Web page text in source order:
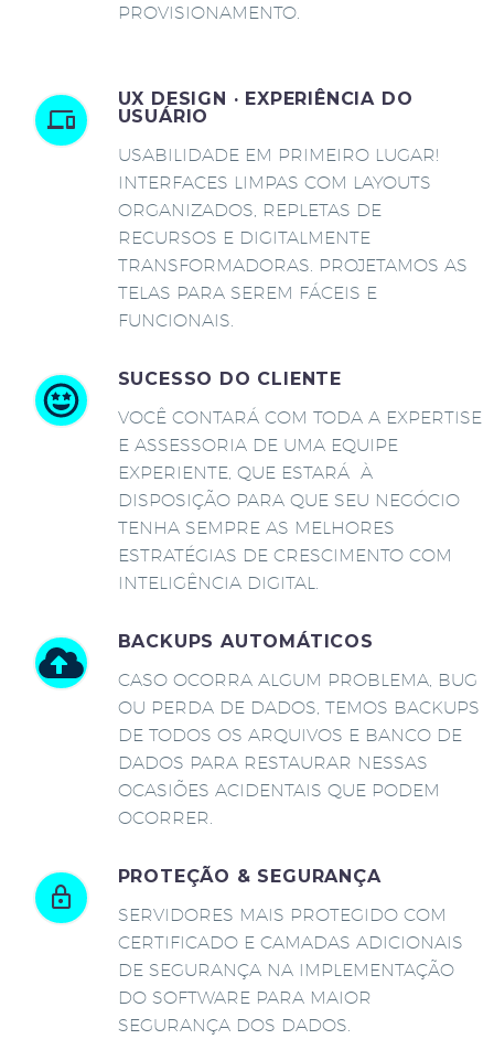
PROVISIONAMENTO.
UX DESIGN · EXPERIÊNCIA DO
USUÁRIO
USABILIDADE EM PRIMEIRO LUGAR!
INTERFACES LIMPAS COM LAYOUTS
ORGANIZADOS, REPLETAS DE
RECURSOS E DIGITALMENTE
TRANSFORMADORAS. PROJETAMOS AS
TELAS PARA SEREM FÁCEIS E
FUNCIONAIS.
SUCESSO DO CLIENTE
VOCÊ CONTARÁ COM TODA A EXPERTISE
E ASSESSORIA DE UMA EQUIPE
EXPERIENTE, QUE ESTARÁ À
DISPOSIÇÃO PARA QUE SEU NEGÓCIO
TENHA SEMPRE AS MELHORES
ESTRATÉGIAS DE CRESCIMENTO COM
INTELIGÊNCIA DIGITAL.
BACKUPS AUTOMÁTICOS
CASO OCORRA ALGUM PROBLEMA, BUG
OU PERDA DE DADOS, TEMOS BACKUPS
DE TODOS OS ARQUIVOS E BANCO DE
DADOS PARA RESTAURAR NESSAS
OCASIÕES ACIDENTAIS QUE PODEM
OCORRER.
PROTEÇÃO & SEGURANÇA
SERVIDORES MAIS PROTEGIDO COM
CERTIFICADO E CAMADAS ADICIONAIS
DE SEGURANÇA NA IMPLEMENTAÇÃO
DO SOFTWARE PARA MAIOR
SEGURANÇA DOS DADOS.